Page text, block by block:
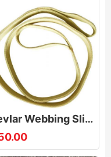
Kevlar Webbing Sling